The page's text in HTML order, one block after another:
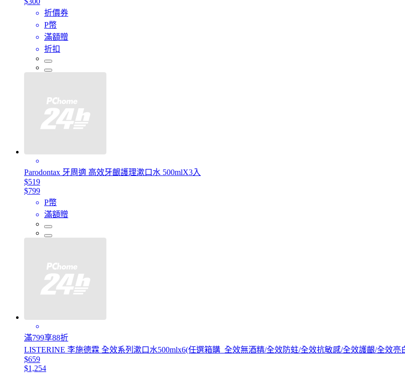
折價券
P幣
滿額贈
折扣
Parodontax 牙周適 高效牙齦護理漱口水 500mlX3入
$519
$799
P幣
滿額贈
滿799享88折
LISTERINE 李施德霖 全效系列漱口水500mlx6(任選箱購_全效無酒精/全效防蛀/全效抗敏感/全效護齦/全效亮
$659
$1,254